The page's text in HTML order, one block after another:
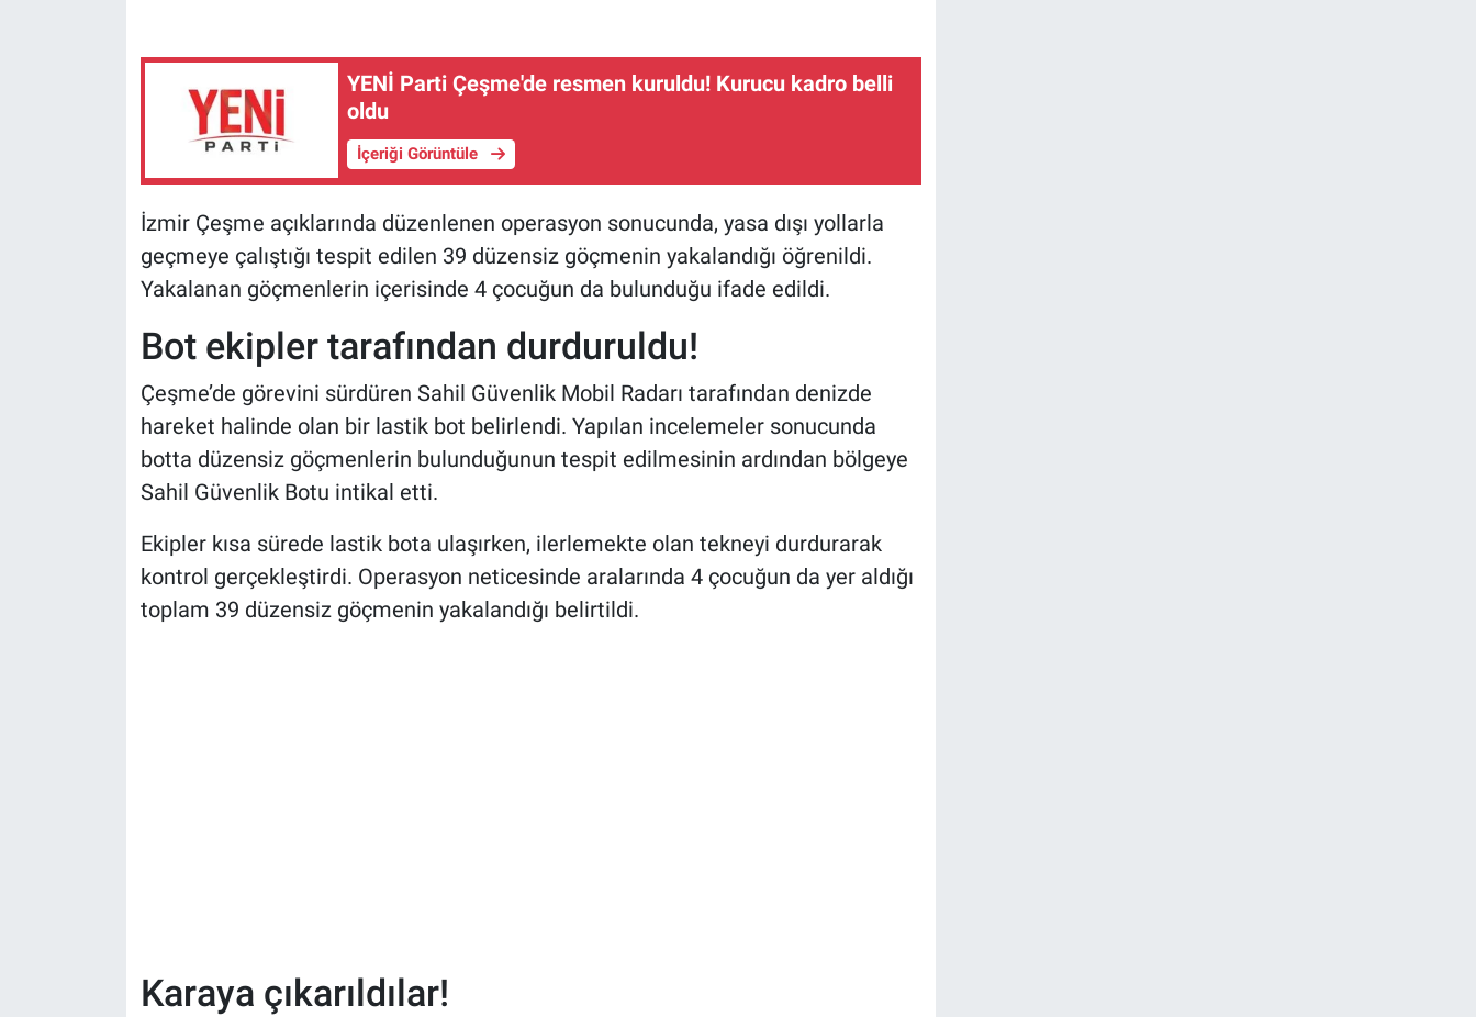
YENİ Parti Çeşme'de resmen kuruldu! Kurucu kadro belli
oldu
İçeriği Görüntüle
İzmir Çeşme açıklarında düzenlenen operasyon sonucunda, yasa dışı yollarla
geçmeye çalıştığı tespit edilen 39 düzensiz göçmenin yakalandığı öğrenildi.
Yakalanan göçmenlerin içerisinde 4 çocuğun da bulunduğu ifade edildi.
Bot ekipler tarafından durduruldu!
Çeşme’de görevini sürdüren Sahil Güvenlik Mobil Radarı tarafından denizde
hareket halinde olan bir lastik bot belirlendi. Yapılan incelemeler sonucunda
botta düzensiz göçmenlerin bulunduğunun tespit edilmesinin ardından bölgeye
Sahil Güvenlik Botu intikal etti.
Ekipler kısa sürede lastik bota ulaşırken, ilerlemekte olan tekneyi durdurarak
kontrol gerçekleştirdi. Operasyon neticesinde aralarında 4 çocuğun da yer aldığı
toplam 39 düzensiz göçmenin yakalandığı belirtildi.
Karaya çıkarıldılar!